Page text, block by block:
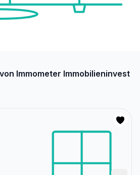
Immometer Immobilieninvest